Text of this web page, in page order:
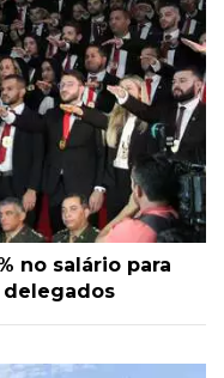
no salário para
delegados